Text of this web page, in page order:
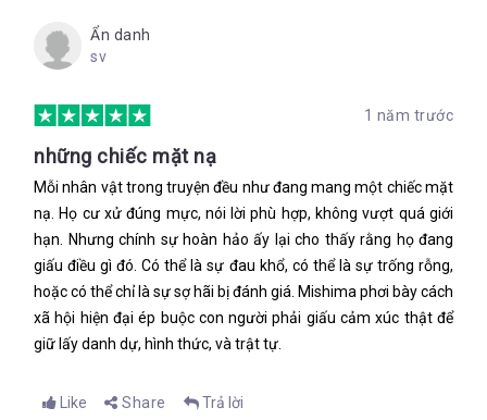
Ẩn danh
sv
1 năm trước
những chiếc mặt nạ
Mỗi nhân vật trong truyện đều như đang mang một chiếc mặt
nạ. Họ cư xử đúng mực, nói lời phù hợp, không vượt quá giới
hạn. Nhưng chính sự hoàn hảo ấy lại cho thấy rằng họ đang
giấu điều gì đó. Có thể là sự đau khổ, có thể là sự trống rỗng,
hoặc có thể chỉ là sự sợ hãi bị đánh giá. Mishima phơi bày cách
xã hội hiện đại ép buộc con người phải giấu cảm xúc thật để
giữ lấy danh dự, hình thức, và trật tự.
Like Share Trả lời